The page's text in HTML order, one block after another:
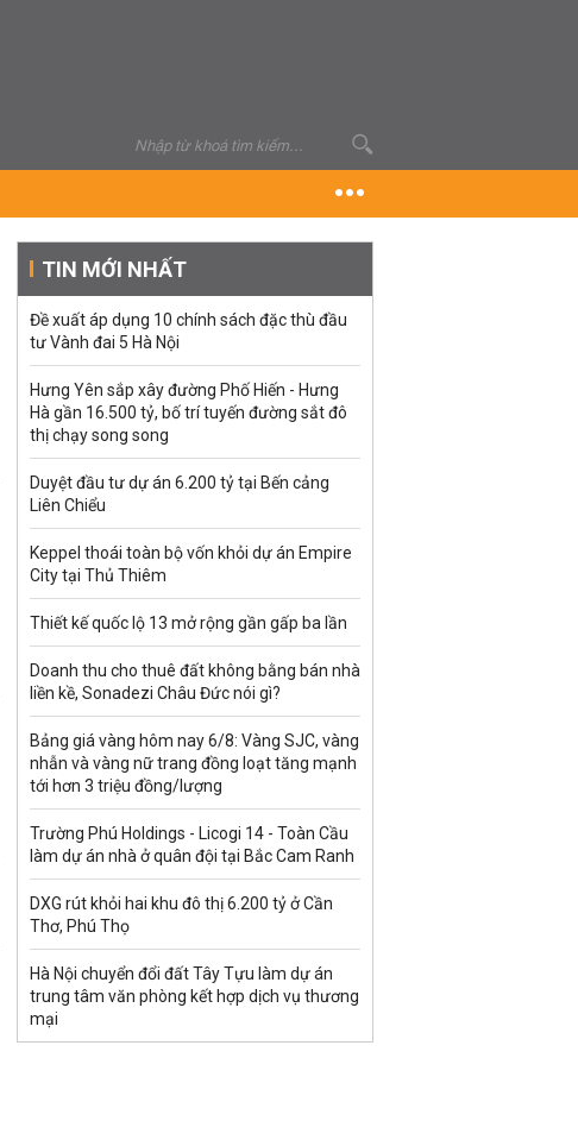
TIN MỚI NHẤT
Đề xuất áp dụng 10 chính sách đặc thù đầu
tư Vành đai 5 Hà Nội
Hưng Yên sắp xây đường Phố Hiến - Hưng
Hà gần 16.500 tỷ, bố trí tuyến đường sắt đô
thị chạy song song
Duyệt đầu tư dự án 6.200 tỷ tại Bến cảng
Liên Chiểu
Keppel thoái toàn bộ vốn khỏi dự án Empire
City tại Thủ Thiêm
Thiết kế quốc lộ 13 mở rộng gần gấp ba lần
Doanh thu cho thuê đất không bằng bán nhà
liền kề, Sonadezi Châu Đức nói gì?
Bảng giá vàng hôm nay 6/8: Vàng SJC, vàng
nhẫn và vàng nữ trang đồng loạt tăng mạnh
tới hơn 3 triệu đồng/lượng
Trường Phú Holdings - Licogi 14 - Toàn Cầu
làm dự án nhà ở quân đội tại Bắc Cam Ranh
DXG rút khỏi hai khu đô thị 6.200 tỷ ở Cần
Thơ, Phú Thọ
Hà Nội chuyển đổi đất Tây Tựu làm dự án
trung tâm văn phòng kết hợp dịch vụ thương
mại